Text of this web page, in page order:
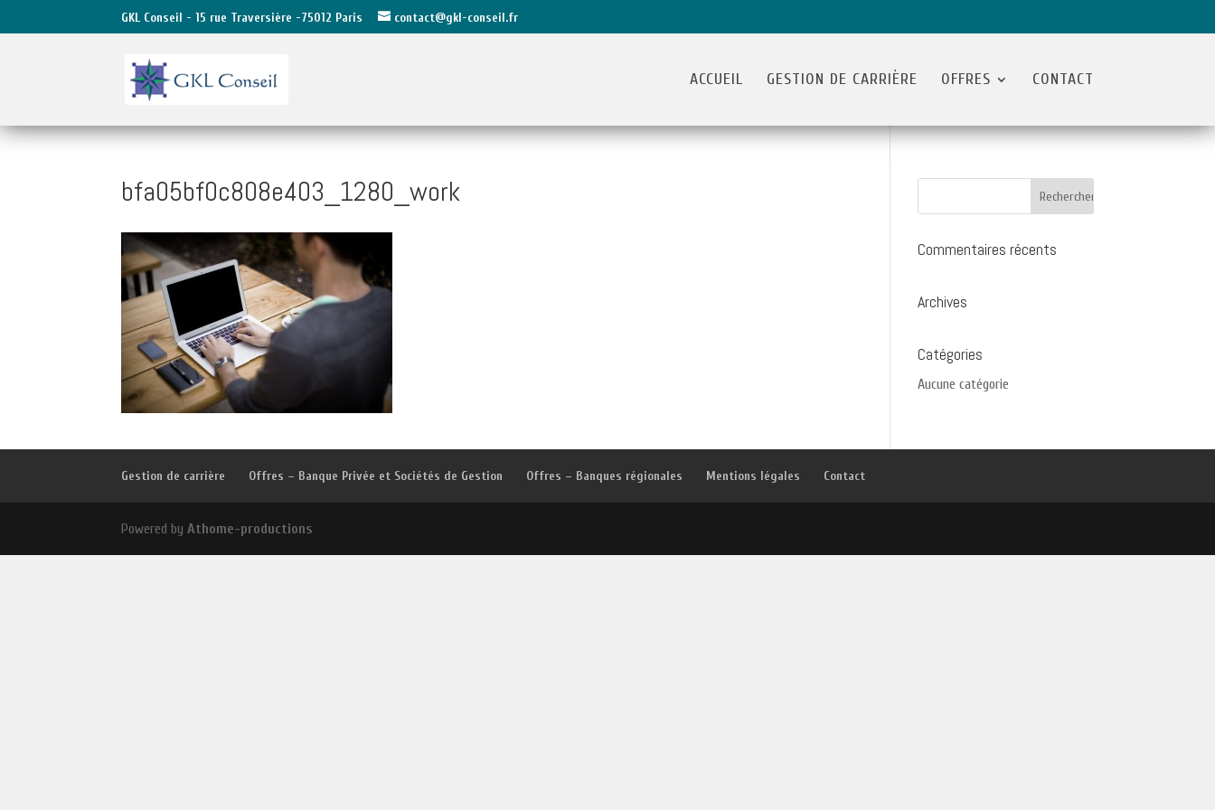
GKL Conseil - 15 rue Traversière -75012 Paris contact@gkl-conseil.fr
ACCUEIL GESTION DE CARRIÈRE OFFRES CONTACT
bfa05bf0c808e403_1280_work
Commentaires récents
Archives
Catégories
Aucune catégorie
Gestion de carrière Offres – Banque Privée et Sociétés de Gestion Offres – Banques régionales Mentions légales Contact
Powered byAthome-productions